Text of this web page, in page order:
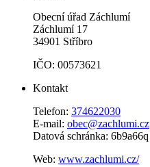
Obecní úřad Záchlumí
Záchlumí 17
34901 Stříbro
IČO: 00573621
Kontakt
Telefon: 374622030
E-mail: obec@zachlumi.cz
Datová schránka: 6b9a66q
Web: www.zachlumi.cz/